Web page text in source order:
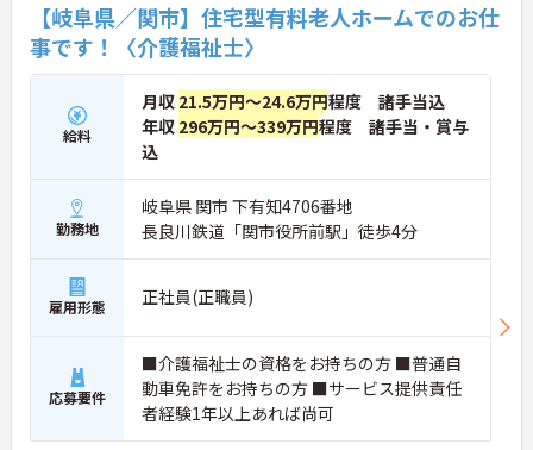
【岐阜県／関市】住宅型有料老人ホームでのお仕
事です！〈介護福祉士〉
給料
月収 21.5万円～24.6万円程度 諸手当込
年収 296万円～339万円程度 諸手当・賞与
込
勤務地
岐阜県 関市 下有知4706番地
長良川鉄道「関市役所前駅」徒歩4分
雇用形態 正社員(正職員)
応募要件
■介護福祉士の資格をお持ちの方 ■普通自
動車免許をお持ちの方 ■サービス提供責任
者経験1年以上あれば尚可